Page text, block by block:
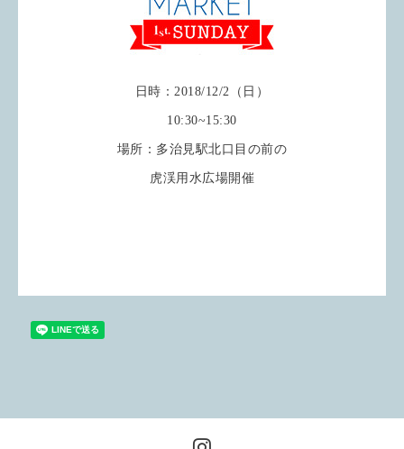
日時：2018/12/2（日）
10:30~15:30
場所：多治見駅北口目の前の
虎渓用水広場開催